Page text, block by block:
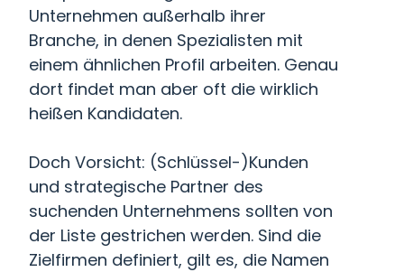
Unternehmen außerhalb ihrer
Branche, in denen Spezialisten mit
einem ähnlichen Profil arbeiten. Genau
dort findet man aber oft die wirklich
heißen Kandidaten.
Doch Vorsicht: (Schlüssel-)Kunden
und strategische Partner des
suchenden Unternehmens sollten von
der Liste gestrichen werden. Sind die
Zielfirmen definiert, gilt es, die Namen